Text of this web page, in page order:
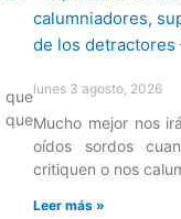
que
que
lunes 3 agosto, 2026
Mucho mejor nos
oídos sordos
critiquen o nos
Leer más »